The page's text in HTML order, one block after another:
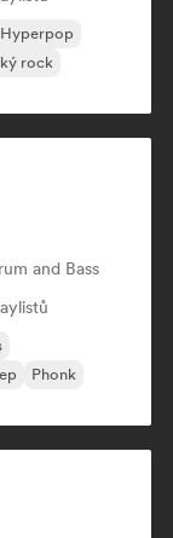
Hyperpop
rock
and Bass
Phonk